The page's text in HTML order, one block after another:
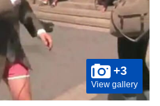
+3
View gallery